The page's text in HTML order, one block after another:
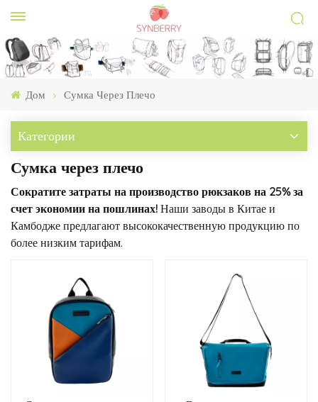
Дом Сумка Через Плечо
Категории
Сумка через плечо
Сократите затраты на производство рюкзаков на 25% за
счет экономии на пошлинах! Наши заводы в Китае и
Камбодже предлагают высококачественную продукцию по
более низким тарифам.